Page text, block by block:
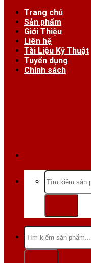
Trang chủ
Sản phẩm
Giới Thiệu
Liên hệ
Tài Liệu Kỹ Thuật
Tuyển dụng
Chính sách
Tìm
kiếm:
Tìm
kiếm: